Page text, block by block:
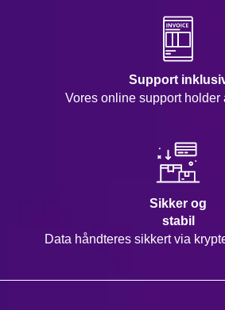
Support
Vores online support holder
Sikker og
stabil
Data håndteres sikkert via